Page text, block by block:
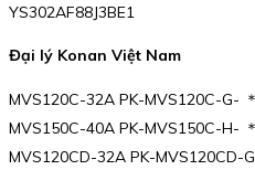
YS302AF88J3BE1
Đại lý Konan Việt Nam
MVS120C-32A PK-MVS120C-G-
MVS150C-40A PK-MVS150C-H-
MVS120CD-32A PK-MVS120CD-